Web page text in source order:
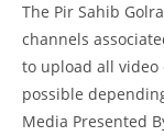
The Pir Sahib
channels
to upload all
possible
Media Presented